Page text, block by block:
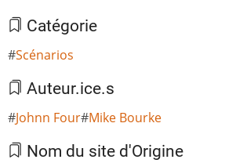
Catégorie
Scénarios
Auteur.ice.s
Johnn Four Mike Bourke
Nom du site d'Origine